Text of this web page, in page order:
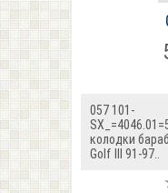
057 101-
колодки
Golf III 91-97..